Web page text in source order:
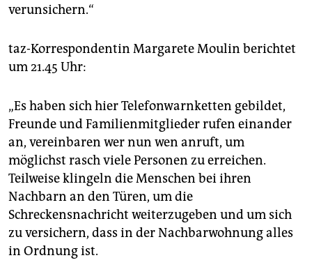
verunsichern.“
taz-Korrespondentin Margarete Moulin berichtet
um 21.45 Uhr:
„Es haben sich hier Telefonwarnketten gebildet,
Freunde und Familienmitglieder rufen einander
an, vereinbaren wer nun wen anruft, um
möglichst rasch viele Personen zu erreichen.
Teilweise klingeln die Menschen bei ihren
Nachbarn an den Türen, um die
Schreckensnachricht weiterzugeben und um sich
zu versichern, dass in der Nachbarwohnung alles
in Ordnung ist.